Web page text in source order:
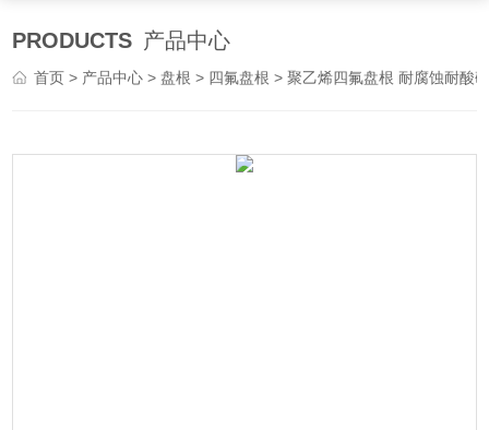
PRODUCTS 产品中心
首页 > 产品中心 > 盘根 > 四氟盘根 > 聚乙烯四氟盘根 耐腐蚀耐酸